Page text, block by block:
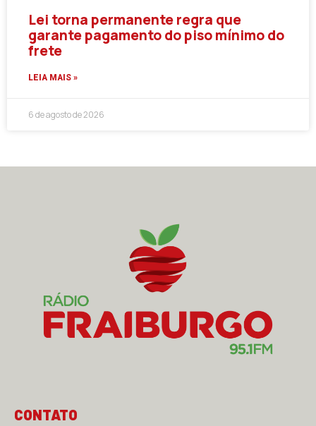
Lei torna permanente regra que
garante pagamento do piso mínimo do
frete
LEIA MAIS »
6 de agosto de 2026
CONTATO